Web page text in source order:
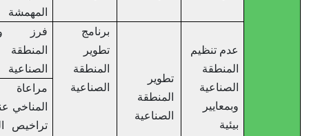
المهمشة
عدم تنظيم
المنطقة
الصناعية
وبمعايير
المنطقة
الصناعية
المنطقة
الصناعية
فرز وتوحيد
المنطقة
الصناعية
مراعاة التغير
المناخي عند منح
تراخيص الحرف